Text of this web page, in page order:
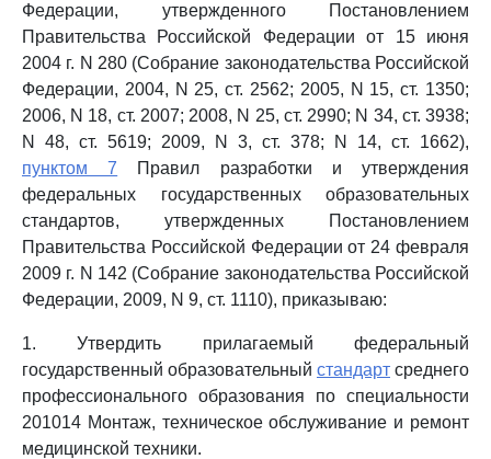
Федерации, утвержденного Постановлением
Правительства Российской Федерации от 15 июня
2004 г. N 280 (Собрание законодательства Российской
Федерации, 2004, N 25, ст. 2562; 2005, N 15, ст. 1350;
2006, N 18, ст. 2007; 2008, N 25, ст. 2990; N 34, ст. 3938;
N 48, ст. 5619; 2009, N 3, ст. 378; N 14, ст. 1662),
пунктом 7 Правил разработки и утверждения
федеральных государственных образовательных
стандартов, утвержденных Постановлением
Правительства Российской Федерации от 24 февраля
2009 г. N 142 (Собрание законодательства Российской
Федерации, 2009, N 9, ст. 1110), приказываю:
1. Утвердить прилагаемый федеральный
государственный образовательный стандарт среднего
профессионального образования по специальности
201014 Монтаж, техническое обслуживание и ремонт
медицинской техники.